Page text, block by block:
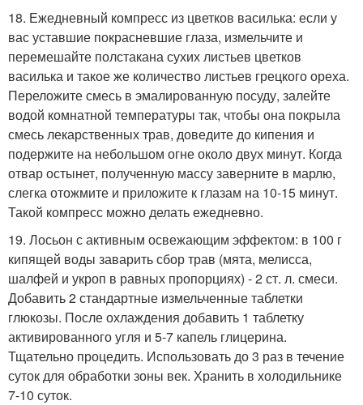
18. Ежедневный компресс из цветков василька: если у
вас уставшие покрасневшие глаза, измельчите и
перемешайте полстакана сухих листьев цветков
василька и такое же количество листьев грецкого ореха.
Переложите смесь в эмалированную посуду, залейте
водой комнатной температуры так, чтобы она покрыла
смесь лекарственных трав, доведите до кипения и
подержите на небольшом огне около двух минут. Когда
отвар остынет, полученную массу заверните в марлю,
слегка отожмите и приложите к глазам на 10-15 минут.
Такой компресс можно делать ежедневно.
19. Лосьон с активным освежающим эффектом: в 100 г
кипящей воды заварить сбор трав (мята, мелисса,
шалфей и укроп в равных пропорциях) - 2 ст. л. смеси.
Добавить 2 стандартные измельченные таблетки
глюкозы. После охлаждения добавить 1 таблетку
активированного угля и 5-7 капель глицерина.
Тщательно процедить. Использовать до 3 раз в течение
суток для обработки зоны век. Хранить в холодильнике
7-10 суток.